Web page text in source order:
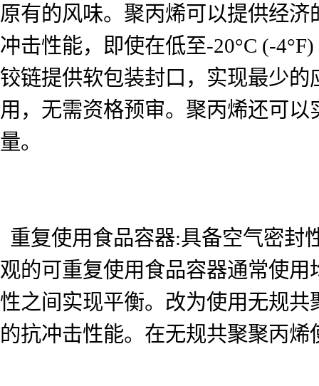
原有的风味。聚丙烯可以提供经
冲击性能，即使在低至-20°C (-
铰链提供软包装封口，实现最少
用，无需资格预审。聚丙烯还可
量。
重复使用食品容器:具备空气密封
观的可重复使用食品容器通常使
性之间实现平衡。改为使用无规
的抗冲击性能。在无规共聚聚丙